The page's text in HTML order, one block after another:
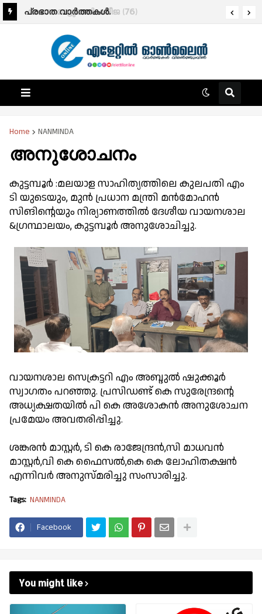
മരണം:മാട്ടുമ്മൽ കദീജ (76)
പ്രഭാത വാർത്തകൾ.
Home NANMINDA
അനുശോചനം
കുട്ടമ്പൂർ :മലയാള സാഹിത്യത്തിലെ കുലപതി എം
ടി യുടെയും, മുൻ പ്രധാന മന്ത്രി മൻമോഹൻ
സിങിന്റെയും നിര്യാണത്തിൽ ദേശീയ വായനശാല
&ഗ്രന്ഥാലയം, കുട്ടമ്പൂർ അനുശോചിച്ചു.
വായനശാല സെക്രട്ടറി എം അബ്ദുൽ ഷുക്കൂർ
സ്വാഗതം പറഞ്ഞു. പ്രസിഡണ്ട്‌ കെ സുരേന്ദ്രന്റെ
അധ്യക്ഷതയിൽ പി കെ അശോകൻ അനുശോചന
പ്രമേയം അവതരിപ്പിച്ചു.
ശങ്കരൻ മാസ്റ്റർ, ടി കെ രാജേന്ദ്രൻ,സി മാധവൻ
മാസ്റ്റർ,വി കെ ഫൈസൽ,കെ കെ ലോഹിതക്ഷൻ
എന്നിവർ അനുസ്മരിച്ചു സംസാരിച്ചു.
Tags: NANMINDA
Facebook
You might like